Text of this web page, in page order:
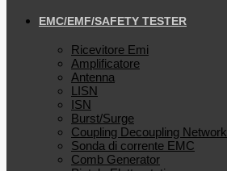
EMC/EMF/SAFETY TESTER
Ricevitore Emi
Amplificatore
Antenna
LISN
ISN
Burst/Surge
Coupling Decoupling Network
Sonda di corrente EMC
Comb Generator